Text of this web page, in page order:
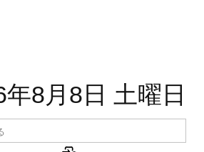
年8月8日 土曜日